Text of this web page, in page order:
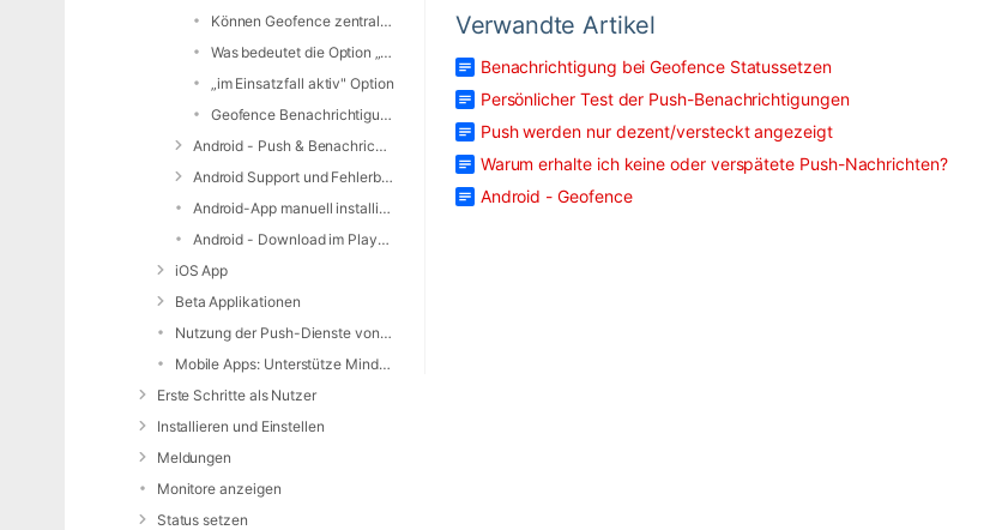
Können Geofence zentral / durch den Verwalter vorgeben werden?
Was bedeutet die Option „Termine überschreiben"?
„im Einsatzfall aktiv" Option
Geofence Benachrichtigungen deaktivieren
Android - Push & Benachrichtigungen
Android Support und Fehlerbehebung
Android-App manuell installieren
Android - Download im PlayStore
iOS App
Beta Applikationen
Nutzung der Push-Dienste von Apple / Google
Mobile Apps: Unterstütze Mindestversionen
Erste Schritte als Nutzer
Installieren und Einstellen
Meldungen
Monitore anzeigen
Status setzen
Verwandte Artikel
Benachrichtigung bei Geofence Statussetzen
Persönlicher Test der Push-Benachrichtigungen
Push werden nur dezent/versteckt angezeigt
Warum erhalte ich keine oder verspätete Push-Nachrichten?
Android - Geofence